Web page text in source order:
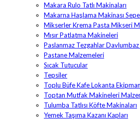
Makara Rulo Tatlı Makinaları
Makarna Haşlama Makinası
Mikserler Krema Pasta Mikseri
Mısır Patlatma Makineleri
Paslanmaz Tezgahlar
Pastane Malzemeleri
Sıcak Tutucular
Tepsiler
Toplu Büfe Kafe Lokanta
Toptan Mutfak Makineleri
Tulumba Tatlısı Köfte Makinaları
Yemek Taşıma Kazanı Kapları